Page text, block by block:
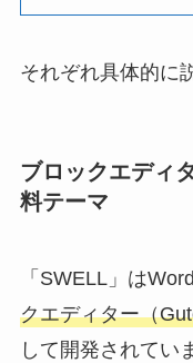
それぞれ具体的に
ブロックエディ
料テーマ
「SWELL」は
クエディター（
して開発されてい